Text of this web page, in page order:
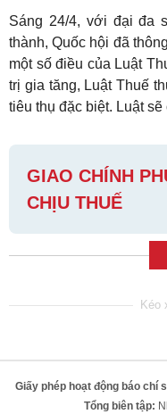
Sáng 24/4, với đại đa
thành, Quốc hội đã
một số điều của Luật
trị gia tăng, Luật Thuế
tiêu thụ đặc biệt. Luật
GIAO CHÍNH
CHỊU THUẾ
Giấy phép hoạt động báo chí
Tổng biên tập: